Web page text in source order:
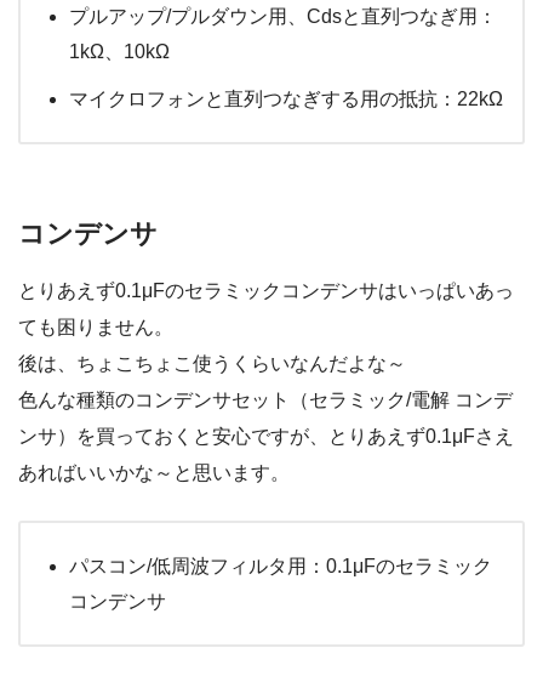
プルアップ/プルダウン用、Cdsと直列つなぎ用：
1kΩ、10kΩ
マイクロフォンと直列つなぎする用の抵抗：22kΩ
コンデンサ
とりあえず0.1μFのセラミックコンデンサはいっぱいあっ
ても困りません。
後は、ちょこちょこ使うくらいなんだよな～
色んな種類のコンデンサセット（セラミック/電解 コンデ
ンサ）を買っておくと安心ですが、とりあえず0.1μFさえ
あればいいかな～と思います。
パスコン/低周波フィルタ用：0.1μFのセラミック
コンデンサ